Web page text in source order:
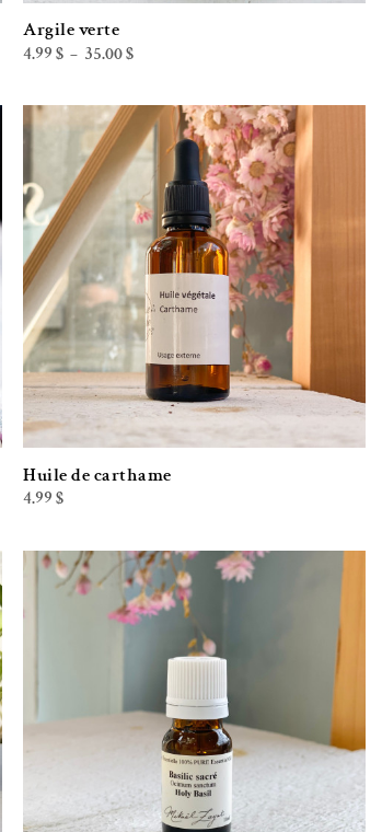
Argile verte
4.99$ – 35.00$Plage
à
35.00 $
Ajouter à la liste de souhaits
Huile de carthame
4.99$
Ajouter à la liste de souhaits